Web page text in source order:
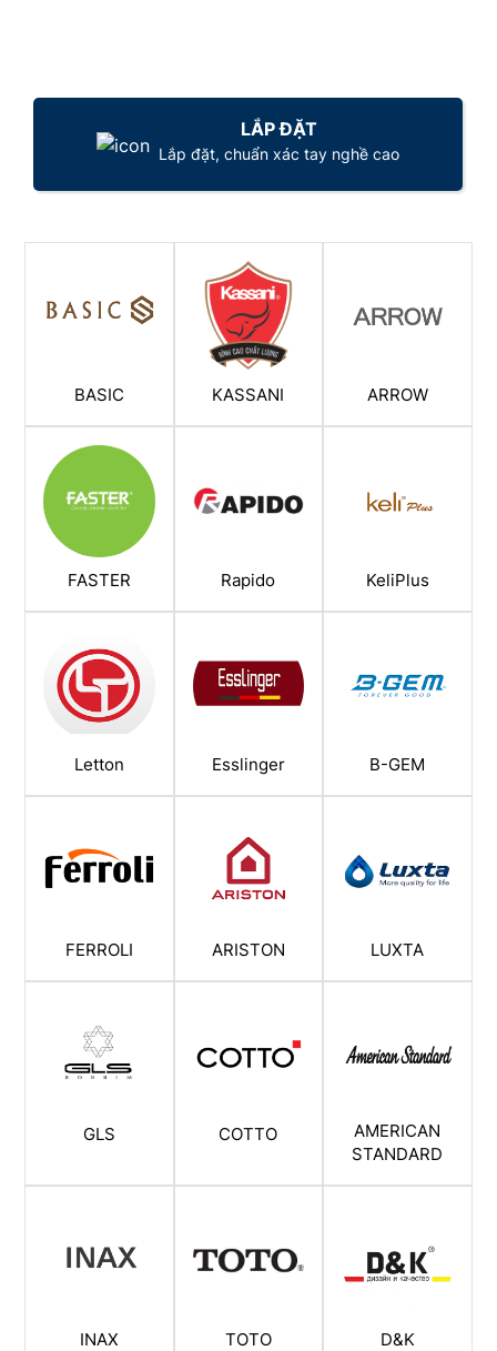
LẮP ĐẶT
Lắp đặt, chuẩn xác tay nghề cao
BASIC KASSANI ARROW
FASTER Rapido KeliPlus
Letton Esslinger B-GEM
FERROLI ARISTON LUXTA
GLS COTTO
AMERICAN
STANDARD
INAX TOTO D&K